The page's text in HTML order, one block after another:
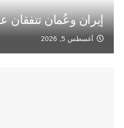
إيران وعُمان تتفقان
أغسطس 5, 2026